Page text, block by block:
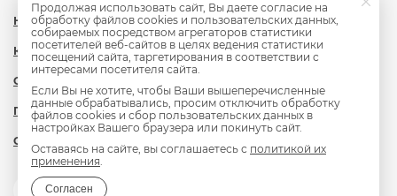
Новости
Контакты
Охрана труда
Политика обработки персональных данных
Сведения об образовательной организации
Продолжая использовать сайт, Вы даете согласие на
обработку файлов cookies и пользовательских данных,
собираемых посредством агрегаторов статистики
посетителей веб-сайтов в целях ведения статистики
посещений сайта, таргетирования в соответствии с
интересами посетителя сайта.
Если Вы не хотите, чтобы Ваши вышеперечисленные
данные обрабатывались, просим отключить обработку
файлов cookies и сбор пользовательских данных в
настройках Вашего браузера или покинуть сайт.
Оставаясь на сайте, вы соглашаетесь с политикой их
применения.
Согласен